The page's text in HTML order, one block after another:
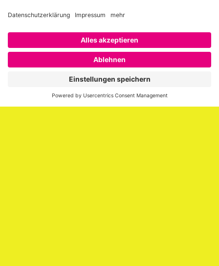
Über SAATKORN
SAATKORN ist der Blog von Gero Hesse. Seit 2009 schreibt
er über die Themen Employer Branding,